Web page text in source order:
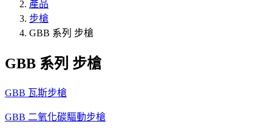
產品
步槍
GBB 系列 步槍
GBB 系列 步槍
GBB 瓦斯步槍
GBB 二氧化碳驅動步槍